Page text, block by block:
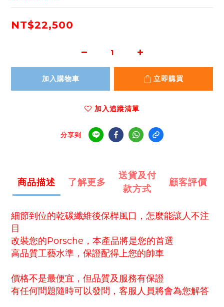
NT$22,500
加入購物車 立即購買
加入追蹤清單
分享到
商品描述 了解更多
送貨及付
款方式
顧客評價
細節到位的乾碳纖維後保桿風口，怎麼能讓人不注
目
改裝您的Porsche，本產品將是您的首選
高品質工藝水準，保證配得上您的帥車
價格不是最便宜，但品質及服務有保證
有任何問題隨時可以發問，客服人員將會為您解答